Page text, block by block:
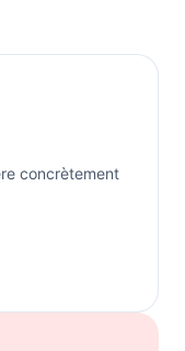
concrètement